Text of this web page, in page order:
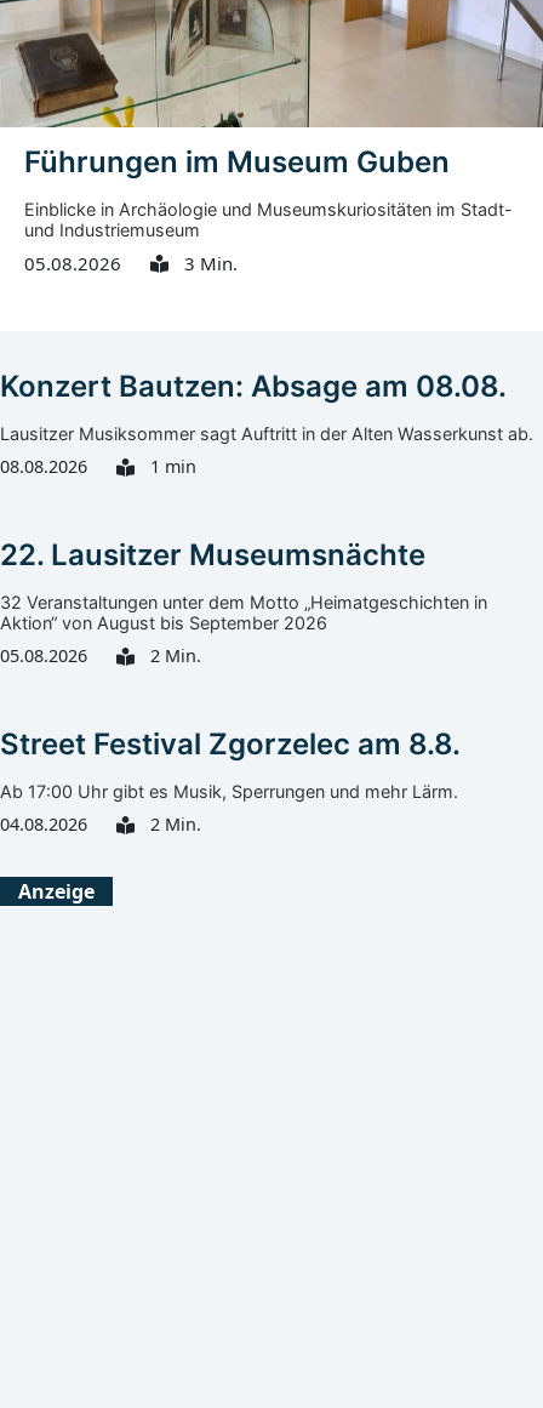
Führungen im Museum Guben
Einblicke in Archäologie und Museumskuriositäten im Stadt-
und Industriemuseum
05.08.2026 3 Min.
Konzert Bautzen: Absage am 08.08.
Lausitzer Musiksommer sagt Auftritt in der Alten Wasserkunst ab.
08.08.2026 1 min
22. Lausitzer Museumsnächte
32 Veranstaltungen unter dem Motto „Heimatgeschichten in
Aktion“ von August bis September 2026
05.08.2026 2 Min.
Street Festival Zgorzelec am 8.8.
Ab 17:00 Uhr gibt es Musik, Sperrungen und mehr Lärm.
04.08.2026 2 Min.
Anzeige
Görlitz
Heute